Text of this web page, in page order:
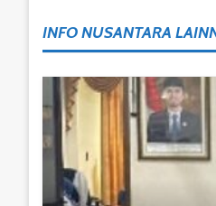
INFO NUSANTARA